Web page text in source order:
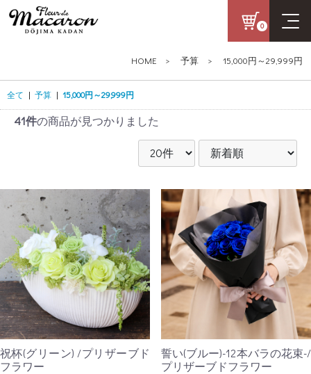
0
HOME> 予算> 15,000円～29,999円
全て | 予算 | 15,000円～29,999円
41件の商品が見つかりました
祝杯(グリーン) /プリザーブド
フラワー
誓い(ブルー)-12本バラの花束-/
プリザーブドフラワー